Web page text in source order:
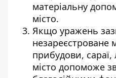
матеріальну
місто.
Якщо уражень
незареєстроване
прибудови, сараї,
місто допоможе